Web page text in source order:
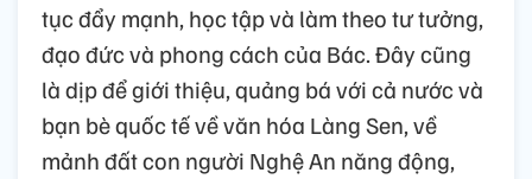
tục đẩy mạnh, học tập và làm theo tư tưởng,
đạo đức và phong cách của Bác. Đây cũng
là dịp để giới thiệu, quảng bá với cả nước và
bạn bè quốc tế về văn hóa Làng Sen, về
mảnh đất con người Nghệ An năng động,